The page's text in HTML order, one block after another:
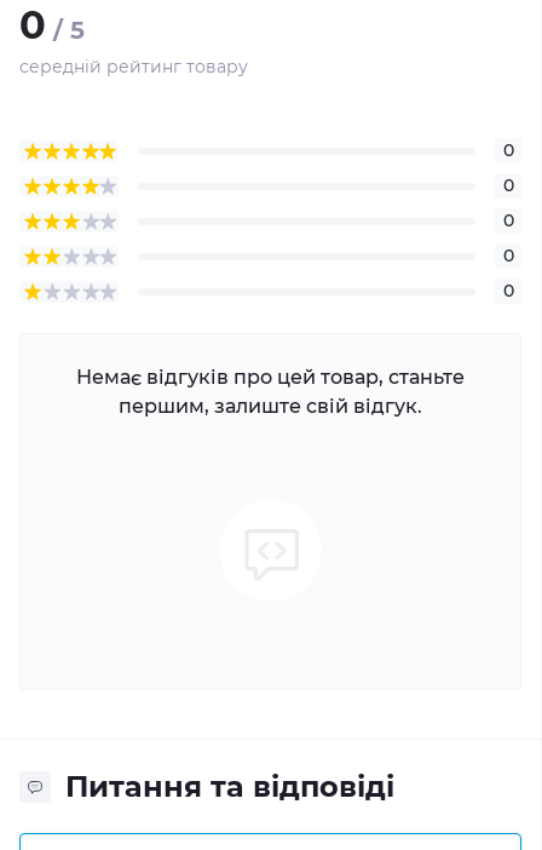
0 / 5
середній рейтинг товару
0
0
0
0
0
Немає відгуків про цей товар, станьте
першим, залиште свій відгук.
Питання та відповіді